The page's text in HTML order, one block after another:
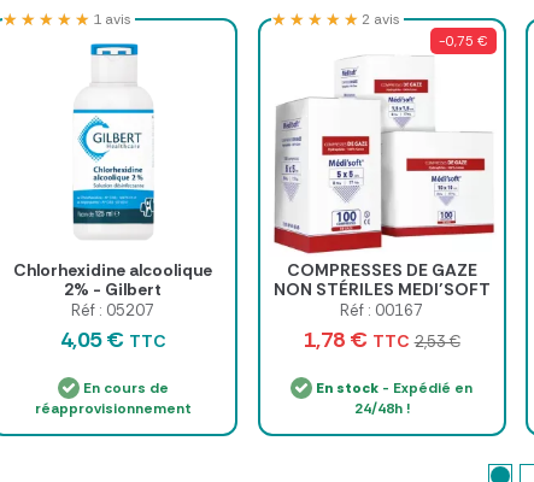
Chlorhexidine alcoolique
2% - Gilbert
Réf : 05207
★★★★★
★★★★★ 1 avis
4,05 € TTC
En cours de
réapprovisionnement
-0,75 €
COMPRESSES DE GAZE
NON STÉRILES MEDI’SOFT
17 FILS MEDICLINIC - lot de
Réf : 00167
★★★★★
★★★★★ 2 avis
1,78 € TTC 2,53 €
En stock - Expédié en
24/48h !